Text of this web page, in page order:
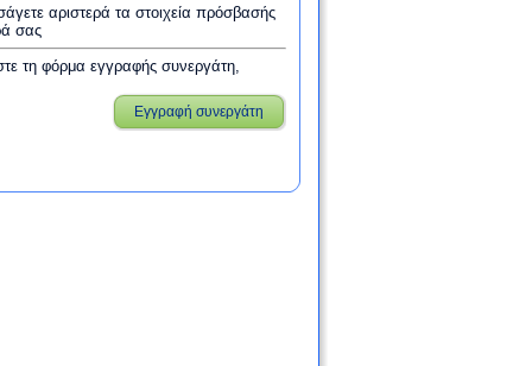
αριστερά τα στοιχεία πρόσβασής
σας
τη φόρμα εγγραφής συνεργάτη,
Εγγραφή συνεργάτη